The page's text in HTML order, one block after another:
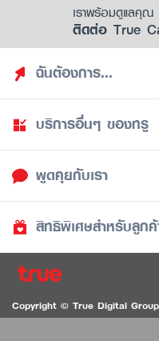
เราพร้อมดูแลคุณ
ติดต่อ True
ฉันต้องการ...
ค้นหาสิทธิประโยชน์
รวมของฟรี
ดูสิทธิประโยชน์ที่เก็บไว้
เป็นพันธมิตรร้านค้ากับทรู
ดาวน์โหลดแอปทรูยูiOS /
บริการอื่นๆ ของทรู
มือถือ
อินเตอร์เน็ต
พูดคุยกับเรา
Call Center
1236 ลูกค้าทรูแบล็ค
ติดต่อเรา
สิทธิพิเศษสำหรับลูก
ทรูการ์ด
ทรูพอยท์
Copyright © True Digital